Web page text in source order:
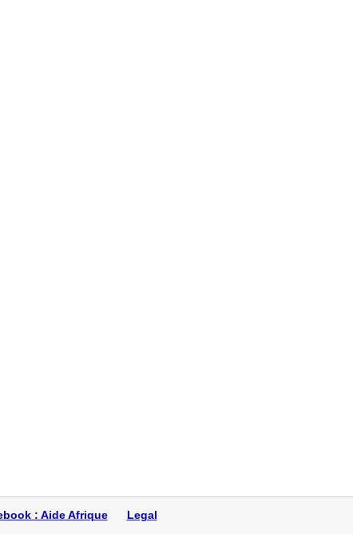
b
l
me spécia
bo
p
d'é
: Aide Afrique
Legal